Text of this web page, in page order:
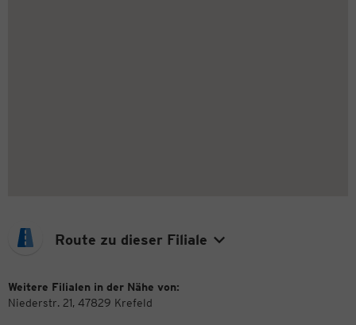
Route zu dieser Filiale
Weitere Filialen in der Nähe von:
Niederstr. 21, 47829 Krefeld